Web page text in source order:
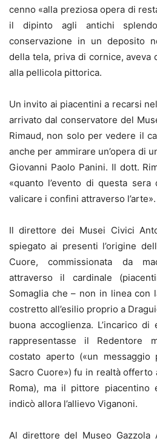
cenno «alla preziosa opera di
il dipinto agli antichi
conservazione in un deposito
della tela, priva di cornice, aveva
alla pellicola pittorica.
Un invito ai piacentini a recarsi
arrivato dal conservatore del
Rimaud, non solo per vedere il
anche per ammirare un’opera di
Giovanni Paolo Panini. Il dott.
«quanto l’evento di questa
valicare i confini attraverso l’arte».
Il direttore dei Musei Civici
spiegato ai presenti l’origine
Cuore, commissionata da
attraverso il cardinale
Somaglia che – non in linea con
costretto all’esilio proprio a
buona accoglienza. L’incarico
rappresentasse il Redentore
costato aperto («un
Sacro Cuore») fu in realtà offerto
Roma), ma il pittore piacentino
indicò allora l’allievo Viganoni.
Al direttore del Museo Gazzola